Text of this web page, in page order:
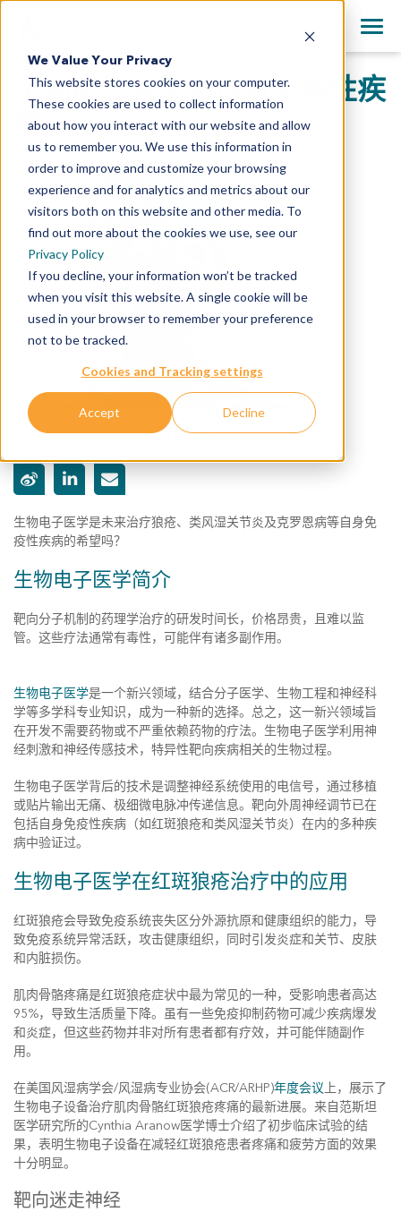
We Value Your Privacy
This website stores cookies on your computer.
These cookies are used to collect information
about how you interact with our website and allow
us to remember you. We use this information in
order to improve and customize your browsing
experience and for analytics and metrics about our
visitors both on this website and other media. To
find out more about the cookies we use, see our
Privacy Policy
If you decline, your information won’t be tracked
when you visit this website. A single cookie will be
used in your browser to remember your preference
not to be tracked.
Cookies and Tracking settings
Accept Decline
English
日本語
简体中文
All Contact Information
生物电子医学和自身免疫性疾
病
Crown Bioscience,2018年11月20日
生物电子医学是未来治疗狼疮、类风湿关节炎及克罗恩病等自身免
疫性疾病的希望吗？
生物电子医学简介
靶向分子机制的药理学治疗的研发时间长，价格昂贵，且难以监
管。这些疗法通常有毒性，可能伴有诸多副作用。
生物电子医学是一个新兴领域，结合分子医学、生物工程和神经科
学等多学科专业知识，成为一种新的选择。总之，这一新兴领域旨
在开发不需要药物或不严重依赖药物的疗法。生物电子医学利用神
经刺激和神经传感技术，特异性靶向疾病相关的生物过程。
生物电子医学背后的技术是调整神经系统使用的电信号，通过移植
或贴片输出无痛、极细微电脉冲传递信息。靶向外周神经调节已在
包括自身免疫性疾病（如红斑狼疮和类风湿关节炎）在内的多种疾
病中验证过。
生物电子医学在红斑狼疮治疗中的应用
红斑狼疮会导致免疫系统丧失区分外源抗原和健康组织的能力，导
致免疫系统异常活跃，攻击健康组织，同时引发炎症和关节、皮肤
和内脏损伤。
肌肉骨骼疼痛是红斑狼疮症状中最为常见的一种，受影响患者高达
95%，导致生活质量下降。虽有一些免疫抑制药物可减少疾病爆发
和炎症，但这些药物并非对所有患者都有疗效，并可能伴随副作
用。
在美国风湿病学会/风湿病专业协会(ACR/ARHP)年度会议 上，展示了
生物电子设备治疗肌肉骨骼红斑狼疮疼痛的最新进展。来自范斯坦
医学研究所的Cynthia Aranow医学博士介绍了初步临床试验的结
果，表明生物电子设备在减轻红斑狼疮患者疼痛和疲劳方面的效果
十分明显。
靶向迷走神经